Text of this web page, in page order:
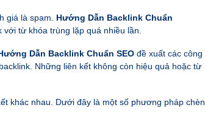
giá là spam. Hướng Dẫn Backlink Chuẩn
từ khóa trùng lặp quá nhiều lần.
Dẫn Backlink Chuẩn SEO đề xuất các công
Những liên kết không còn hiệu quả hoặc từ
khác nhau. Dưới đây là một số phương pháp chèn